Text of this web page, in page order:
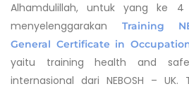
Alhamdulillah, untuk yang ke 4
menyelenggarakan Training
General Certificate in
yaitu training health and
internasional dari NEBOSH –